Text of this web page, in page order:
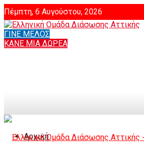
Πέμπτη, 6 Αυγούστου, 2026
Login
ΓΙΝΕ ΜΕΛΟΣ
ΚΑΝΕ ΜΙΑ ΔΩΡΕΑ
Αρχική